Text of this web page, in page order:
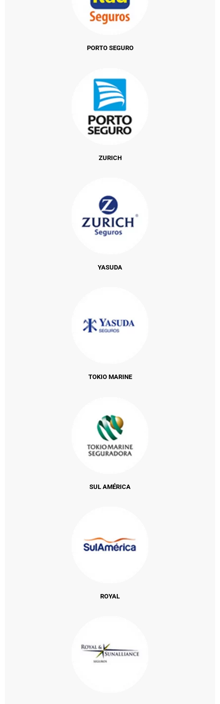
PORTO SEGURO
ZURICH
YASUDA
TOKIO MARINE
SUL AMÉRICA
ROYAL